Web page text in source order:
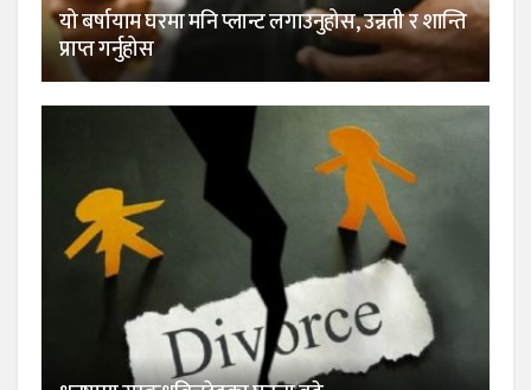
यो बर्षायाम घरमा मनि प्लान्ट लगाउनुहोस, उन्नती र शान्ति
प्राप्त गर्नुहोस